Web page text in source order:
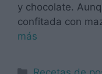
y chocolate.
confitada con
más
Categorías